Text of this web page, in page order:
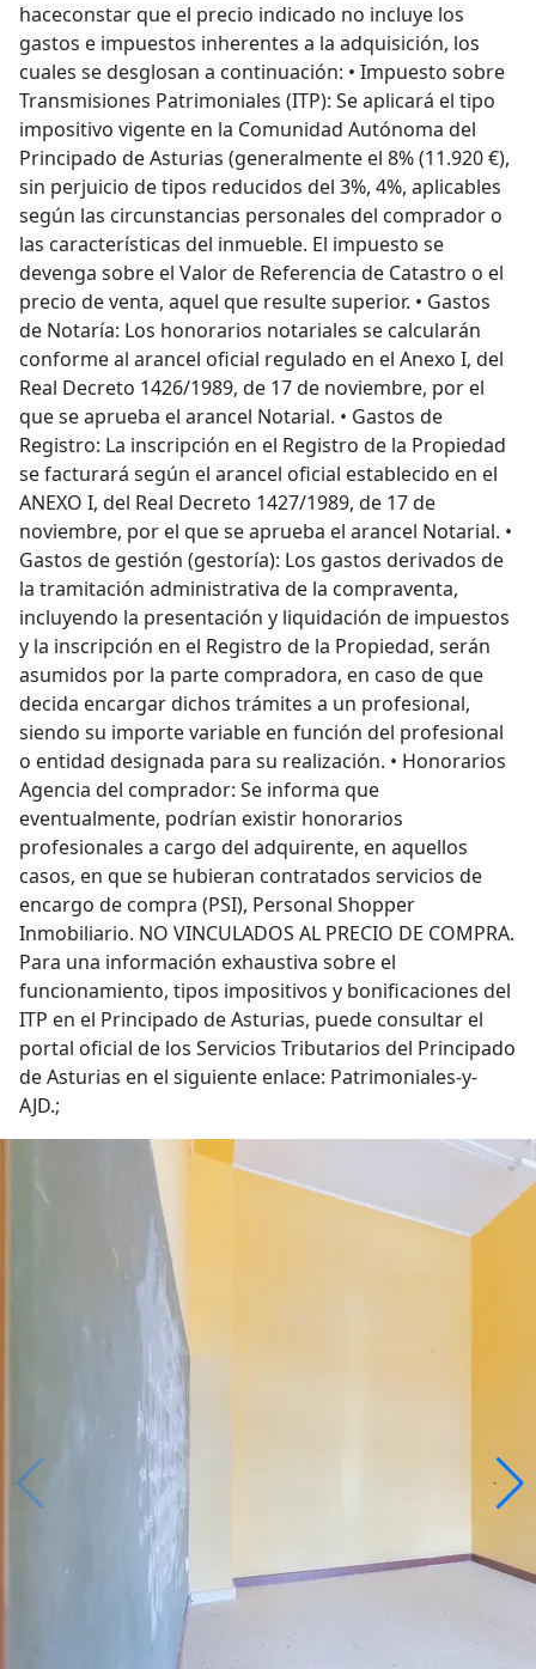
haceconstar que el precio indicado no incluye los
gastos e impuestos inherentes a la adquisición, los
cuales se desglosan a continuación: • Impuesto sobre
Transmisiones Patrimoniales (ITP): Se aplicará el tipo
impositivo vigente en la Comunidad Autónoma del
Principado de Asturias (generalmente el 8% (11.920 €),
sin perjuicio de tipos reducidos del 3%, 4%, aplicables
según las circunstancias personales del comprador o
las características del inmueble. El impuesto se
devenga sobre el Valor de Referencia de Catastro o el
precio de venta, aquel que resulte superior. • Gastos
de Notaría: Los honorarios notariales se calcularán
conforme al arancel oficial regulado en el Anexo I, del
Real Decreto 1426/1989, de 17 de noviembre, por el
que se aprueba el arancel Notarial. • Gastos de
Registro: La inscripción en el Registro de la Propiedad
se facturará según el arancel oficial establecido en el
ANEXO I, del Real Decreto 1427/1989, de 17 de
noviembre, por el que se aprueba el arancel Notarial. •
Gastos de gestión (gestoría): Los gastos derivados de
la tramitación administrativa de la compraventa,
incluyendo la presentación y liquidación de impuestos
y la inscripción en el Registro de la Propiedad, serán
asumidos por la parte compradora, en caso de que
decida encargar dichos trámites a un profesional,
siendo su importe variable en función del profesional
o entidad designada para su realización. • Honorarios
Agencia del comprador: Se informa que
eventualmente, podrían existir honorarios
profesionales a cargo del adquirente, en aquellos
casos, en que se hubieran contratados servicios de
encargo de compra (PSI), Personal Shopper
Inmobiliario. NO VINCULADOS AL PRECIO DE COMPRA.
Para una información exhaustiva sobre el
funcionamiento, tipos impositivos y bonificaciones del
ITP en el Principado de Asturias, puede consultar el
portal oficial de los Servicios Tributarios del Principado
de Asturias en el siguiente enlace: Patrimoniales-y-
AJD.;